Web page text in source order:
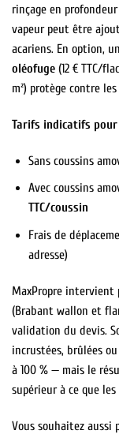
rinçage en
vapeur peut être
acariens. En option,
oléofuge (12 € TTC/
m²) protège contre
Tarifs indicatifs
Sans coussins
Avec coussins
TTC/coussin
Frais de
adresse)
MaxPropre intervient
(Brabant wallon et
validation du devis.
incrustées, brûlées
à 100 % — mais le
supérieur à ce que
Vous souhaitez aussi